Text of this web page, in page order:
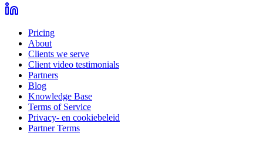
Pricing
About
Clients we serve
Client video testimonials
Partners
Blog
Knowledge Base
Terms of Service
Privacy- en cookiebeleid
Partner Terms